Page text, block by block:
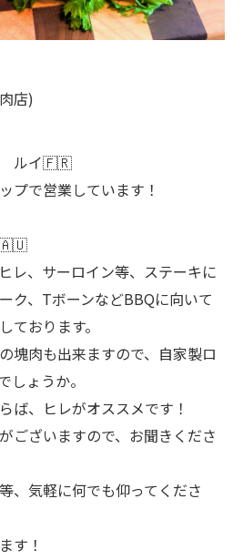
店)
ルイ🇫🇷
プで営業しています！
🇦🇺
レ、サーロイン等、ステーキに
ク、TボーンなどBBQに向いて
ております。
塊肉も出来ますので、自家製ロ
しょうか。
ば、ヒレがオススメです！
ございますので、お聞きくださ
、気軽に何でも仰ってくださ
す！